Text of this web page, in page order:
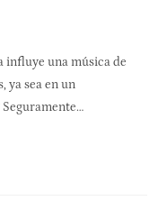
influye una música de
ya sea en un